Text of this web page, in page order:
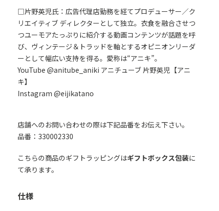
□片野英児氏：広告代理店勤務を経てプロデューサー／ク
リエイティブ ディレクターとして独立。衣食を融合させつ
つユーモアたっぷりに紹介する動画コンテンツが話題を呼
び、ヴィンテージ＆トラッドを軸とするオピニオンリーダ
ーとして幅広い支持を得る。愛称は“アニキ”。
YouTube @anitube_aniki アニチューブ 片野英児【アニ
キ】
Instagram @eijikatano
店舗へのお問い合わせの際は下記品番をお伝え下さい。
品番：330002330
こちらの商品のギフトラッピングはギフトボックス包装に
て承ります。
仕様